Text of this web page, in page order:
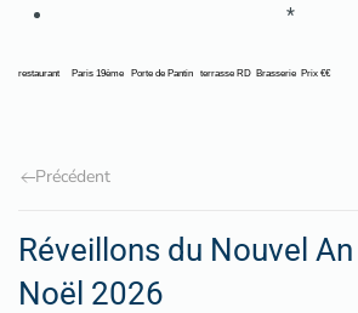
*
restaurant Paris 19ème Porte de Pantin terrasse RD Brasserie Prix €€
Précédent
Réveillons du Nouvel
Noël 2026